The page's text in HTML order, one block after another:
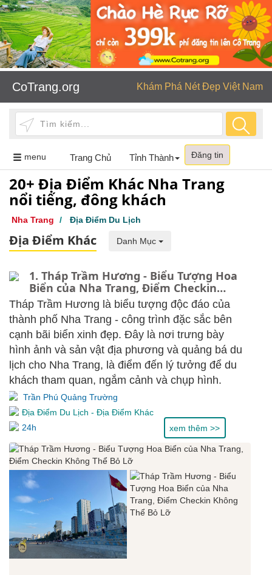
CoTrang.org Khám Phá Nét Đẹp Việt Nam
menu Toggle
navigation
Trang Chủ Tỉnh Thành Đăng tin
20+ Địa Điểm Khác Nha Trang
nổi tiếng, đông khách
Nha Trang / Địa Điểm Du Lịch
Địa Điểm Khác Danh Mục
1. Tháp Trầm Hương - Biểu Tượng Hoa
Biển của Nha Trang, Điểm Checkin
Không Thể Bỏ Lỡ
Tháp Trầm Hương là biểu tượng độc đáo của
thành phố Nha Trang - công trình đặc sắc bên
cạnh bãi biển xinh đẹp. Đây là nơi trưng bày
hình ảnh và sản vật địa phương và quảng bá du
lịch cho Nha Trang, là điểm đến lý tưởng để du
khách tham quan, ngắm cảnh và chụp hình.
Trần Phú Quảng Trường
Địa Điểm Du Lịch - Địa Điểm Khác
24h
xem thêm >>